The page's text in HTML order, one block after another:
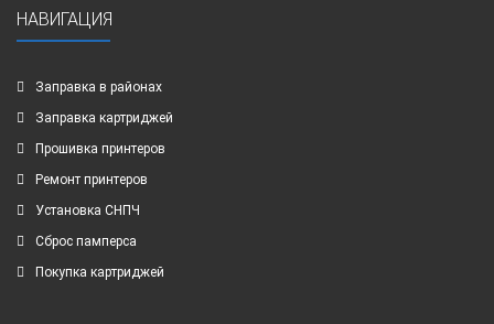
НАВИГАЦИЯ
Заправка в районах
Заправка картриджей
Прошивка принтеров
Ремонт принтеров
Установка СНПЧ
Сброс памперса
Покупка картриджей